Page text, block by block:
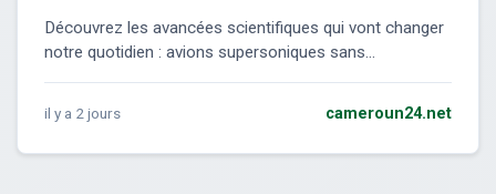
Découvrez les avancées scientifiques qui vont changer
notre quotidien : avions supersoniques sans...
il y a 2 jours cameroun24.net